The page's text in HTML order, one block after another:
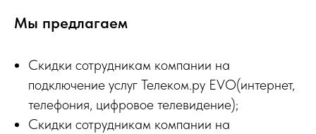
Мы предлагаем
Скидки сотрудникам компании на
подключение услуг Телеком.ру EVO(интернет,
телефония, цифровое телевидение);
Скидки сотрудникам компании на